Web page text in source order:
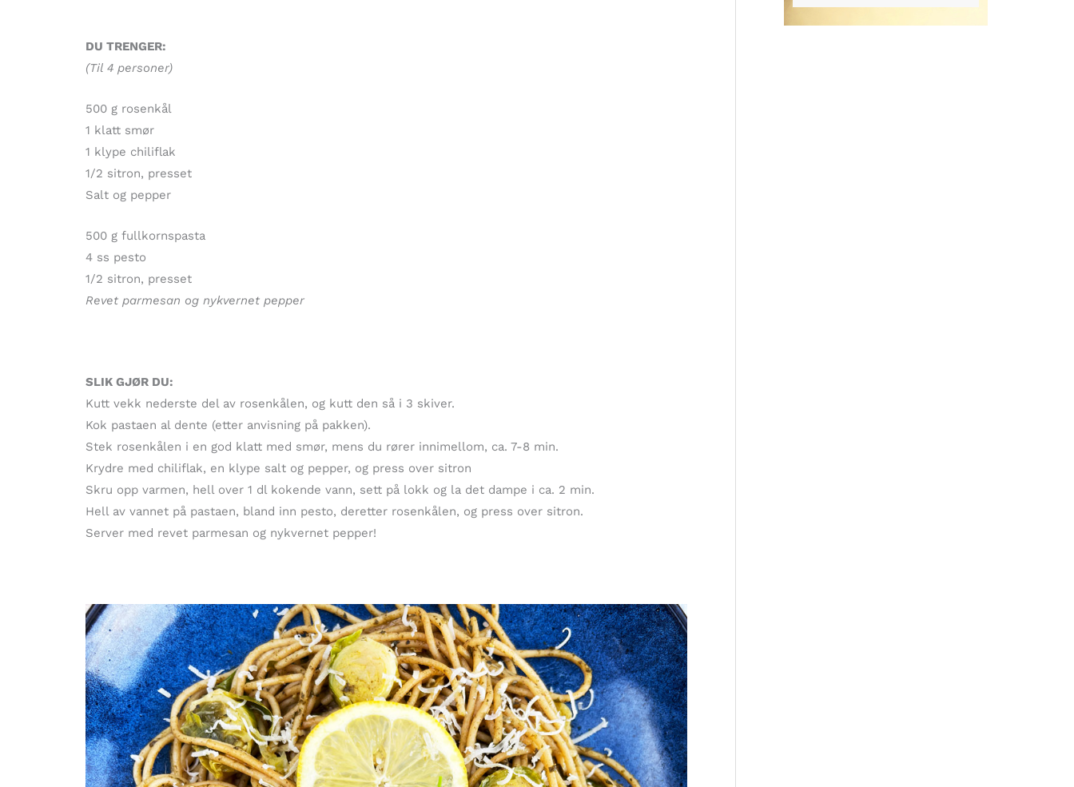
DU TRENGER:
(Til 4 personer)
500 g rosenkål
1 klatt smør
1 klype chiliflak
1/2 sitron, presset
Salt og pepper
500 g fullkornspasta
4 ss pesto
1/2 sitron, presset
Revet parmesan og nykvernet pepper
SLIK GJØR DU:
Kutt vekk nederste del av rosenkålen, og kutt den så i 3 skiver.
Kok pastaen al dente (etter anvisning på pakken).
Stek rosenkålen i en god klatt med smør, mens du rører innimellom, ca. 7-8 min.
Krydre med chiliflak, en klype salt og pepper, og press over sitron
Skru opp varmen, hell over 1 dl kokende vann, sett på lokk og la det dampe i ca. 2 min.
Hell av vannet på pastaen, bland inn pesto, deretter rosenkålen, og press over sitron.
Server med revet parmesan og nykvernet pepper!